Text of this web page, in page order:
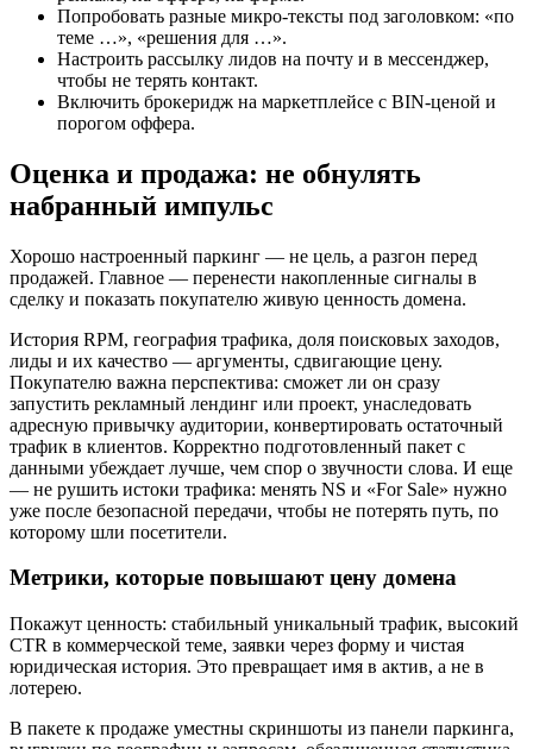
Попробовать разные микро‑тексты под заголовком: «по
теме …», «решения для …».
Настроить рассылку лидов на почту и в мессенджер,
чтобы не терять контакт.
Включить брокеридж на маркетплейсе с BIN‑ценой и
порогом оффера.
Оценка и продажа: не обнулять
набранный импульс
Хорошо настроенный паркинг — не цель, а разгон перед
продажей. Главное — перенести накопленные сигналы в
сделку и показать покупателю живую ценность домена.
История RPM, география трафика, доля поисковых заходов,
лиды и их качество — аргументы, сдвигающие цену.
Покупателю важна перспектива: сможет ли он сразу
запустить рекламный лендинг или проект, унаследовать
адресную привычку аудитории, конвертировать остаточный
трафик в клиентов. Корректно подготовленный пакет с
данными убеждает лучше, чем спор о звучности слова. И еще
— не рушить истоки трафика: менять NS и «For Sale» нужно
уже после безопасной передачи, чтобы не потерять путь, по
которому шли посетители.
Метрики, которые повышают цену домена
Покажут ценность: стабильный уникальный трафик, высокий
CTR в коммерческой теме, заявки через форму и чистая
юридическая история. Это превращает имя в актив, а не в
лотерею.
В пакете к продаже уместны скриншоты из панели паркинга,